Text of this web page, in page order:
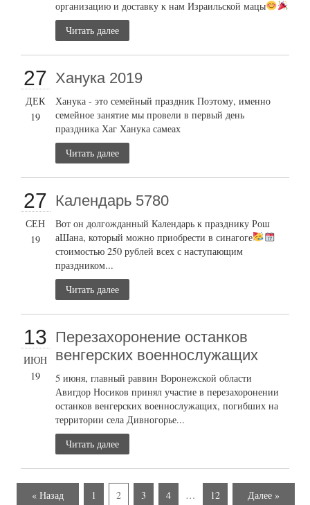
организацию и доставку к нам Израильской мацы
Читать далее
27
ДЕК
19
Ханука 2019
Ханука - это семейный праздник Поэтому, именно
семейное занятие мы провели в первый день
праздника Хаг Ханука самеах
Читать далее
27
СЕН
19
Календарь 5780
Вот он долгожданный Календарь к празднику Рош
аШана, который можно приобрести в синагоге
стоимостью 250 рублей всех с наступающим
праздником...
Читать далее
13
ИЮН
19
Перезахоронение останков
венгерских военнослужащих
5 июня, главный раввин Воронежской области
Авигдор Носиков принял участие в перезахоронении
останков венгерских военнослужащих, погибших на
территории села Дивногорье...
Читать далее
« Назад 1 2 3 4 … 12 Далее »